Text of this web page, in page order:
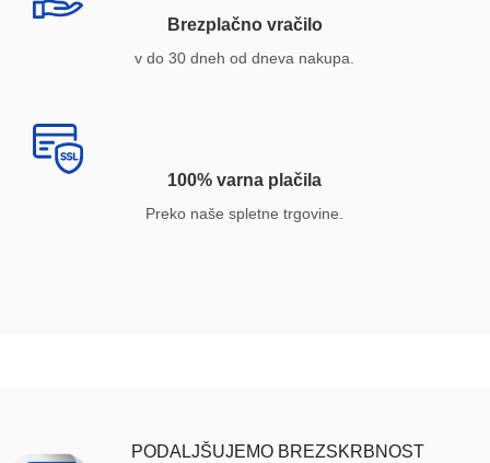
Brezplačno vračilo
v do 30 dneh od dneva nakupa.
100% varna plačila
Preko naše spletne trgovine.
PODALJŠUJEMO BREZSKRBNOST